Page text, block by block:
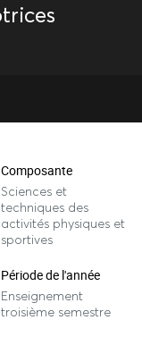
Composante
Sciences et
techniques des
activités physiques et
sportives
Période de l'année
Enseignement
troisième semestre